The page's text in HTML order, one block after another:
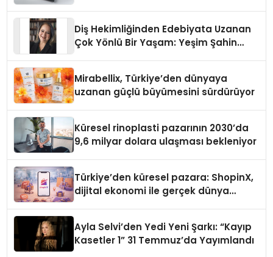
Diş Hekimliğinden Edebiyata Uzanan
Çok Yönlü Bir Yaşam: Yeşim Şahin
Mirabellix, Türkiye’den dünyaya
uzanan güçlü büyümesini sürdürüyor
Küresel rinoplasti pazarının 2030’da
9,6 milyar dolara ulaşması bekleniyor
Türkiye’den küresel pazara: ShopinX,
dijital ekonomi ile gerçek dünya
Ayla Selvi’den Yedi Yeni Şarkı: “Kayıp
Kasetler 1” 31 Temmuz’da Yayımlandı